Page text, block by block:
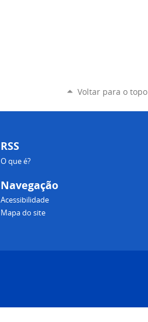
Voltar para o topo
RSS
O que é?
Navegação
Acessibilidade
Mapa do site